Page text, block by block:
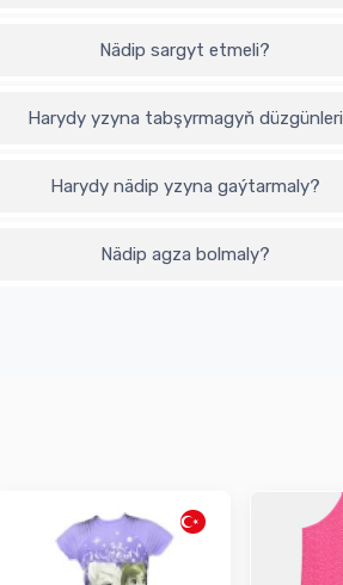
Nädip sargyt etmeli?
Harydy yzyna tabşyrmagyň düzgünleri
Harydy nädip yzyna gaýtarmaly?
Nädip agza bolmaly?